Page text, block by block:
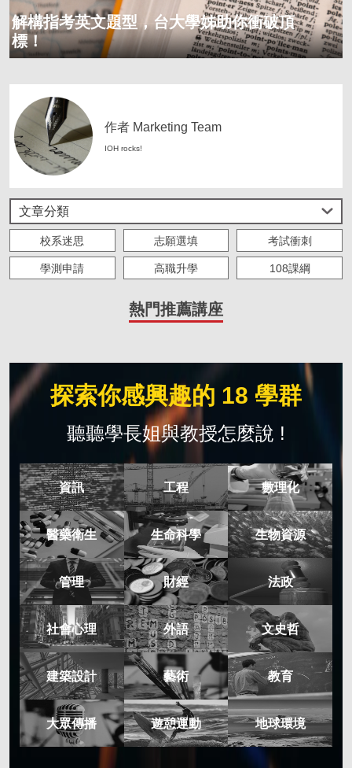
解構指考英文題型，台大學姊助你衝破頂
標！
作者 Marketing Team
IOH rocks!
文章分類
校系迷思 志願選填 考試衝刺
學測申請 高職升學 108課綱
IOH 實習
熱門推薦講座
探索你感興趣的 18 學群
聽聽學長姐與教授怎麼說 !
資訊 工程 數理化
醫藥衛生 生命科學 生物資源
管理 財經 法政
社會心理 外語 文史哲
建築設計 藝術 教育
大眾傳播 遊憩運動 地球環境